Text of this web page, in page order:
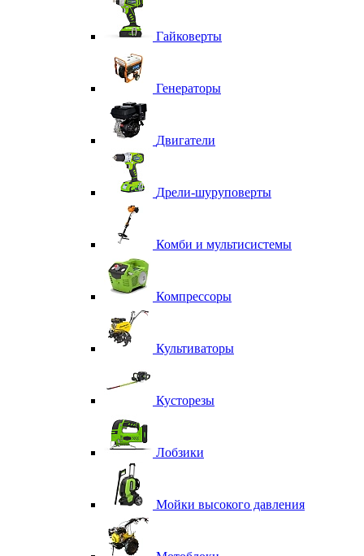
Гайковерты
Генераторы
Двигатели
Дрели-шуруповерты
Комби и мультисистемы
Компрессоры
Культиваторы
Кусторезы
Лобзики
Мойки высокого давления